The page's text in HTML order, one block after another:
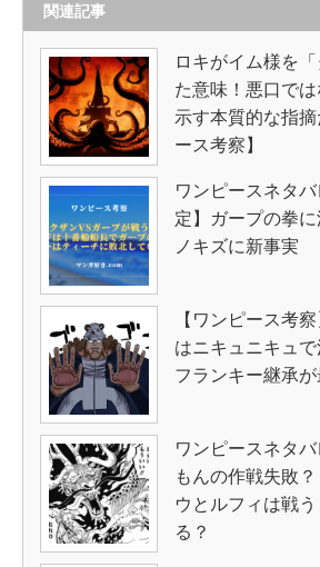
関連記事
ロキがイム様を
た意味！悪口で
示す本質的な指
ース考察】
ワンピースネタ
定】ガープの拳
ノキズに新事実
【ワンピース考
はニキュニキュ
フランキー継承が
ワンピースネタ
もんの作戦失敗
ウとルフィは戦
る？